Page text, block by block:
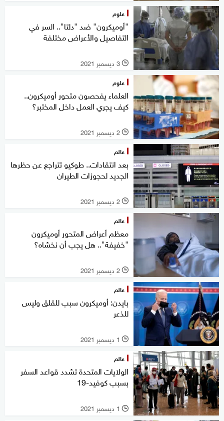
علوم
"أوميكرون" ضد "دلتا".. السر في
التفاصيل والأعراض مختلفة
l 3 ديسمبر 2021
علوم
العلماء يفحصون متحور أوميكرون..
كيف يجري العمل داخل المختبر؟
l 2 ديسمبر 2021
عالم
بعد انتقادات.. طوكيو تتراجع عن حظرها
الجديد لحجوزات الطيران
l 2 ديسمبر 2021
عالم
معظم أعراض المتحور أوميكرون
"خفيفة".. هل يجب أن نخشاه؟
l 2 ديسمبر 2021
عالم
بايدن: أوميكرون سبب للقلق وليس
للذعر
l 1 ديسمبر 2021
عالم
الولايات المتحدة تشدد قواعد السفر
بسبب كوفيد-19
l 1 ديسمبر 2021